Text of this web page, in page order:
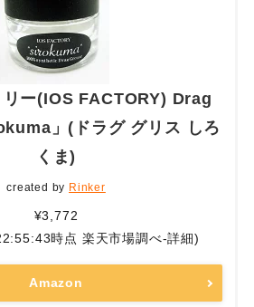
ー(IOS FACTORY) Drag
」(ドラグ グリス しろ
くま)
created by Rinker
¥3,772
時点 楽天市場調べ-詳細)
Amazon